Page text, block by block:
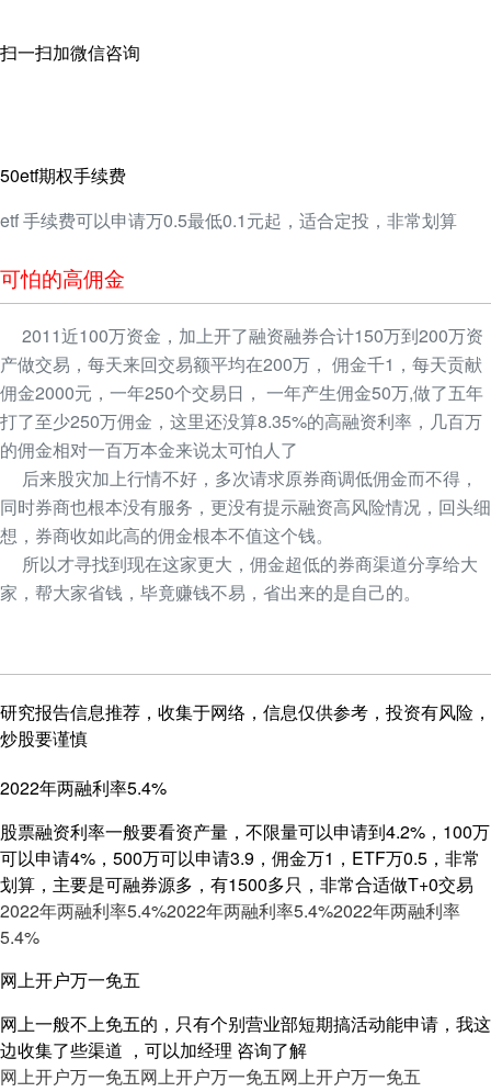
扫一扫加微信咨询
50etf期权手续费
etf 手续费可以申请万0.5最低0.1元起，适合定投，非常划算
可怕的高佣金
2011近100万资金，加上开了融资融券合计150万到200万资
产做交易，每天来回交易额平均在200万， 佣金千1，每天贡献
佣金2000元，一年250个交易日， 一年产生佣金50万,做了五年
打了至少250万佣金，这里还没算8.35%的高融资利率，几百万
的佣金相对一百万本金来说太可怕人了
后来股灾加上行情不好，多次请求原券商调低佣金而不得，
同时券商也根本没有服务，更没有提示融资高风险情况，回头细
想，券商收如此高的佣金根本不值这个钱。
所以才寻找到现在这家更大，佣金超低的券商渠道分享给大
家，帮大家省钱，毕竟赚钱不易，省出来的是自己的。
研究报告信息推荐，收集于网络，信息仅供参考，投资有风险，
炒股要谨慎
2022年两融利率5.4%
股票融资利率一般要看资产量，不限量可以申请到4.2%，100万
可以申请4%，500万可以申请3.9，佣金万1，ETF万0.5，非常
划算，主要是可融券源多，有1500多只，非常合适做T+0交易
2022年两融利率5.4%2022年两融利率5.4%2022年两融利率
5.4%
网上开户万一免五
网上一般不上免五的，只有个别营业部短期搞活动能申请，我这
边收集了些渠道 ，可以加经理 咨询了解
网上开户万一免五网上开户万一免五网上开户万一免五